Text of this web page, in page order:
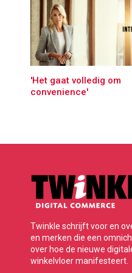
'Het gaat volledig om
convenience'
Twinkle schrijft voor en
en merken die een
over hoe de nieuwe
winkelvloer manifesteert.